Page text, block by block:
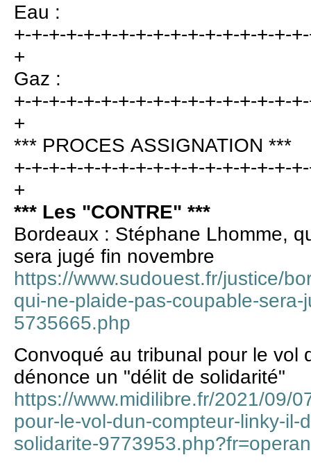
Eau :
+-+-+-+-+-+-+-+-+-+-+-+-+-+-+-+-
+
Gaz :
+-+-+-+-+-+-+-+-+-+-+-+-+-+-+-+-
+
*** PROCES ASSIGNATION ***
+-+-+-+-+-+-+-+-+-+-+-+-+-+-+-+-
+
*** Les "CONTRE" ***
Bordeaux : Stéphane Lhomme,
sera jugé fin novembre
https://www.sudouest.fr/justice/
qui-ne-plaide-pas-coupable-
5735665.php
Convoqué au tribunal pour le vol
dénonce un "délit de solidarité"
https://www.midilibre.fr/2021/09/
pour-le-vol-dun-compteur-linky-il-
solidarite-